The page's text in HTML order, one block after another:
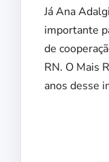
Já Ana
importante
de
RN. O Mais
anos desse